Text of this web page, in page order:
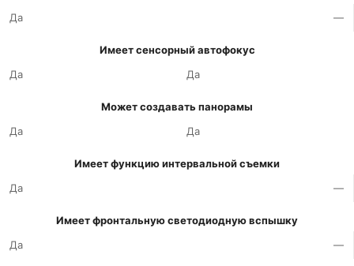
Да
—
Имеет сенсорный автофокус
Да
Да
Может создавать панорамы
Да
Да
Имеет функцию интервальной съемки
Да
—
Имеет фронтальную светодиодную вспышку
Да
—